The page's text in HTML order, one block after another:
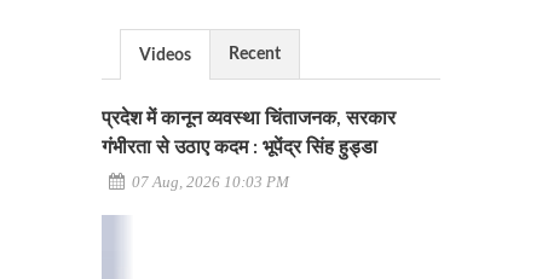
Videos Recent
प्रदेश में कानून व्यवस्था चिंताजनक, सरकार
गंभीरता से उठाए कदम : भूपेंद्र सिंह हुड्डा
07 Aug, 2026 10:03 PM